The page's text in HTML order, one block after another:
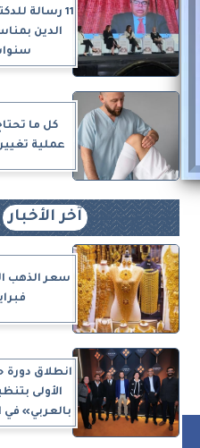
11 رسالة
الدين
كل ما
عملية
آخر الأخبار
فبراير
انطلاق دورة
الأولى
بالعربي» في